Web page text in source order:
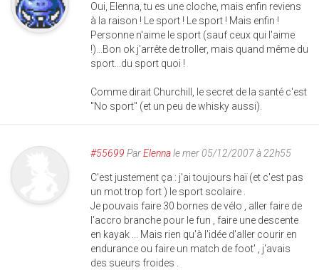
Oui, Elenna, tu es une cloche, mais enfin reviens
à la raison ! Le sport ! Le sport ! Mais enfin !
Personne n'aime le sport (sauf ceux qui l'aime
!)...Bon ok j'arrête de troller, mais quand même du
sport...du sport quoi !
Comme dirait Churchill, le secret de la santé c'est
"No sport" (et un peu de whisky aussi).
#55699 ParElennale mer 05/12/2007 à 22h55
C'est justement ça : j'ai toujours haï (et c'est pas
un mot trop fort ) le sport scolaire .
Je pouvais faire 30 bornes de vélo , aller faire de
l'accro branche pour le fun , faire une descente
en kayak ... Mais rien qu'à l'idée d'aller courir en
endurance ou faire un match de foot' , j'avais
des sueurs froides .